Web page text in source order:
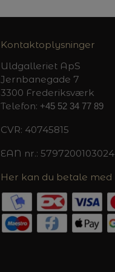
Kontaktoplysninger
Uldgalleriet ApS
Jernbanegade 7
3300 Frederiksværk
Telefon: +45 52 34 77 89
CVR: 40745815
EAN nr.: 5797200103024
Her kan du betale med